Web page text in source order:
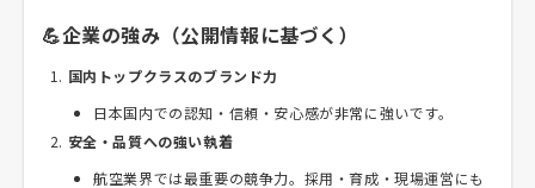
💪企業の強み（公開情報に基づく）
国内トップクラスのブランド力
日本国内での認知・信頼・安心感が非常に強いです。
安全・品質への強い執着
航空業界では最重要の競争力。採用・育成・現場運営にも